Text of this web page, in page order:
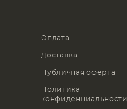
Оплата
Доставка
Публичная оферта
Политика
конфиденциальности